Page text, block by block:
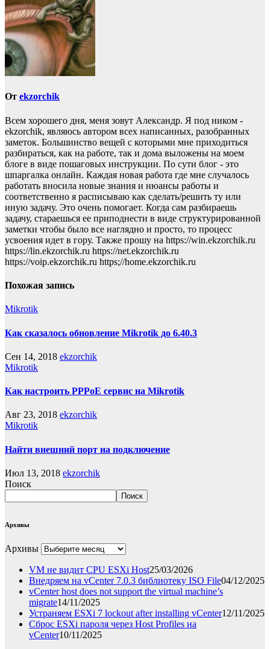
От ekzorchik
Всем хорошего дня, меня зовут Александр. Я под ником -
ekzorchik, являюсь автором всех написанных, разобранных
заметок. Большинство вещей с которыми мне приходиться
разбираться, как на работе, так и дома выложены на моем
блоге в виде пошаговых инструкции. По сути блог - это
шпаргалка онлайн. Каждая новая работа где мне случалось
работать вносила новые знания и нюансы работы и
соответственно я расписываю как сделать/решить ту или
иную задачу. Это очень помогает. Когда сам разбираешь
задачу, стараешься ее приподнести в виде структурированной
заметки чтобы было все наглядно и просто, то процесс
усвоения идет в гору. Также прошу на https://win.ekzorchik.ru
https://lin.ekzorchik.ru https://net.ekzorchik.ru
https://voip.ekzorchik.ru https;//home.ekzorchik.ru
Похожая запись
Mikrotik
Как сказалось обновление Mikrotik до 6.40.3
Сен 14, 2018 ekzorchik
Mikrotik
Как настроить PPPoE сервис на Mikrotik
Авг 23, 2018 ekzorchik
Mikrotik
Найти внешний порт на подключение
Июл 13, 2018 ekzorchik
Поиск
Поиск
Архивы
Архивы
VM не видит CPU ESXi Host25/03/2026
Внедряем на vCenter 7.0.3 библиотеку ISO File04/12/2025
vCenter host does not support the virtual machine’s
migrate14/11/2025
Устраняем ESXi 7 lockout after installing vCenter12/11/2025
Сброс ESXi пароля через Host Profiles на
vCenter10/11/2025